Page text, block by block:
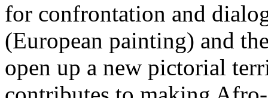
for confrontation and
(European painting) and
open up a new pictorial